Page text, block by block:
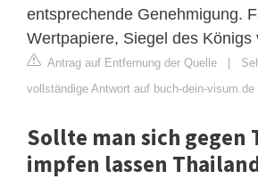
entsprechende Genehmigung.
Wertpapiere, Siegel des Königs
Antrag auf Entfernung der Quelle |
vollständige Antwort auf buch-dein-visum.de
Sollte man sich gegen
impfen lassen